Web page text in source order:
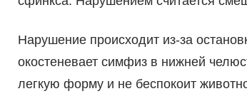
Нарушение происходит из-за
окостеневает симфиз в нижней
легкую форму и не беспокоит